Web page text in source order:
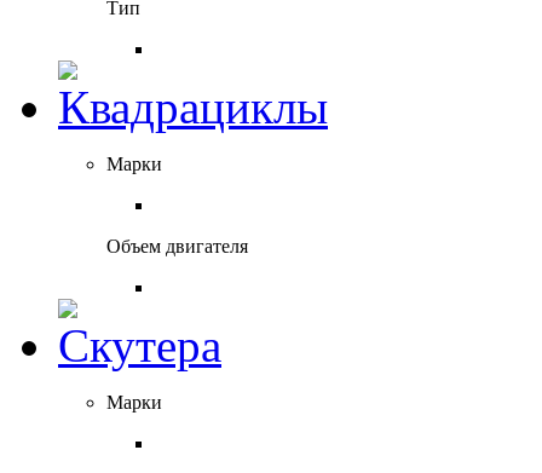
Тип
Марки
Объем двигателя
Марки